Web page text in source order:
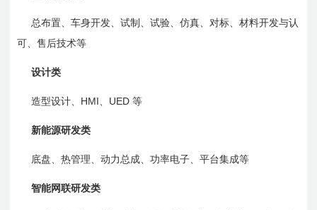
总布置、车身开发、试制、试验、仿真、对标、材料开发与认
可、售后技术等
设计类
造型设计、 HMI UED等
新能源研发类
底盘、热管理、动力总成、功率电子、平台集成等
智能网联研发类